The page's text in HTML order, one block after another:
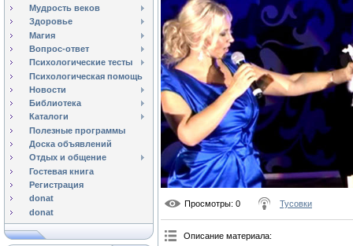
Мудрость веков
Здоровье
Магия
Вопрос-ответ
Психологические тесты
Психологическая помощь
Новости
Библиотека
Каталоги
Полезные программы
Доска объявлений
Отдых и общение
Гостевая книга
Регистрация
donat
donat
Просмотры: 0 Тусовки
Описание материала: